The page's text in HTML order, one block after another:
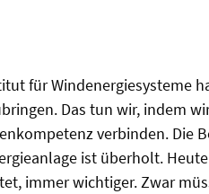
für Windenergiesysteme
Das tun wir, indem
verbinden. Die
ist überholt.
immer wichtiger. Zwar